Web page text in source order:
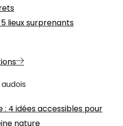
lieux surprenants
: 4 idées accessibles pour
nature